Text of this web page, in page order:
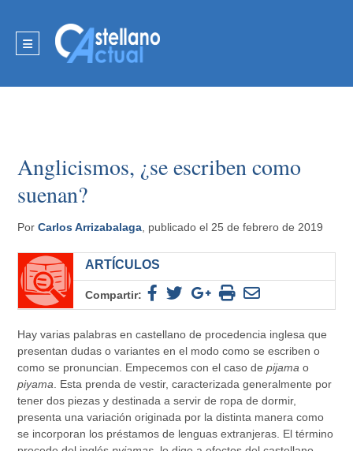
Anglicismos, ¿se escriben como
suenan?
PorCarlos Arrizabalaga , publicado el 25 de febrero de 2019
ARTÍCULOS
Compartir:
Hay varias palabras en castellano de procedencia inglesa que
presentan dudas o variantes en el modo como se escriben o
como se pronuncian. Empecemos con el caso depijama o
piyama . Esta prenda de vestir, caracterizada generalmente por
tener dos piezas y destinada a servir de ropa de dormir,
presenta una variación originada por la distinta manera como
se incorporan los préstamos de lenguas extranjeras. El término